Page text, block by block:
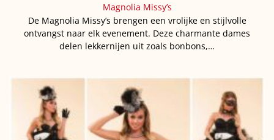
Magnolia Missy’s
De Magnolia Missy’s brengen een vrolijke en stijlvolle
ontvangst naar elk evenement. Deze charmante dames
delen lekkernijen uit zoals bonbons,…